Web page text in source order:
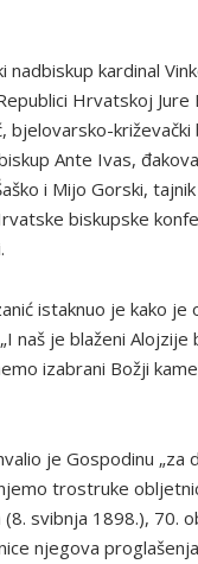
kardinal
Hrvatskoj
bjelovarsko-
Ante Ivas,
i Mijo Gorski,
biskupske
istaknuo je kako
naš je blaženi
izabrani Božji
je Gospodinu „za
trostruke
svibnja 1898.), 70.
njegova